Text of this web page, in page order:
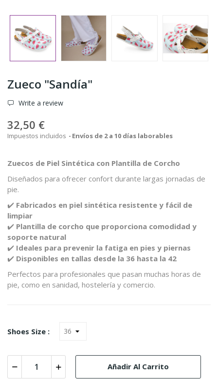
Zueco "Sandía"
Write a review
32,50 €
Impuestos incluidos Envíos de 2 a 10 días laborables
Zuecos de Piel Sintética con Plantilla de Corcho
Diseñados para ofrecer confort durante largas jornadas de
pie.
✔️ Fabricados en piel sintética resistente y fácil de
limpiar
✔️ Plantilla de corcho que proporciona comodidad y
soporte natural
✔️ Ideales para prevenir la fatiga en pies y piernas
✔️ Disponibles en tallas desde la 36 hasta la 42
Perfectos para profesionales que pasan muchas horas de
pie, como en sanidad, hostelería y comercio.
Shoes Size :
Añadir Al Carrito